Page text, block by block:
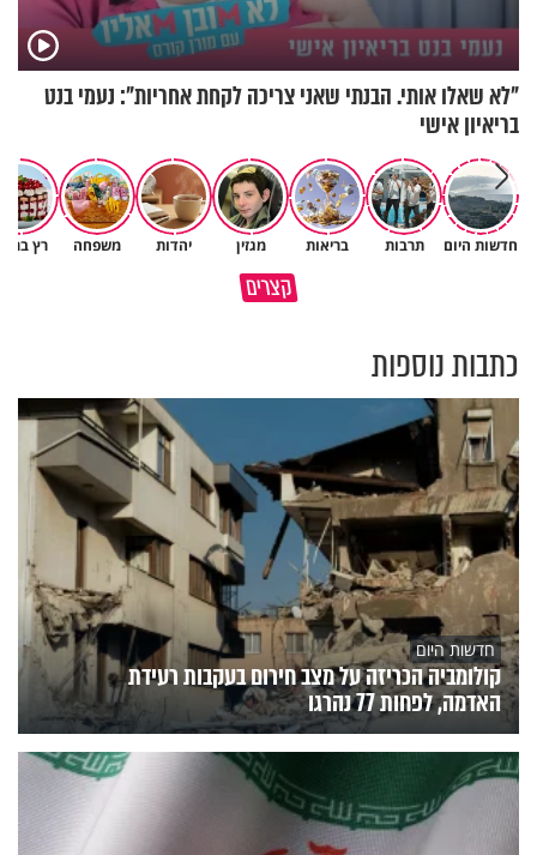
"לא שאלו אותי. הבנתי שאני צריכה לקחת אחריות": נעמי בנט
בריאיון אישי
חדשות היום תרבות בריאות מגזין יהדות משפחה רץ
קצרים
מי שאמר והיה העולם זה אבא
כתבות נוספות
חדשות היום
קולומביה הכריזה על מצב חירום בעקבות רעידת
האדמה, לפחות 77 נהרגו